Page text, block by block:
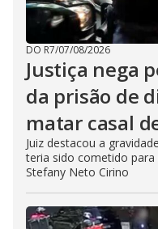
DO R7/07/08/2026
Justiça nega
da prisão de
matar casal
Juiz destacou a
teria sido cometido para
Stefany Neto Cirino